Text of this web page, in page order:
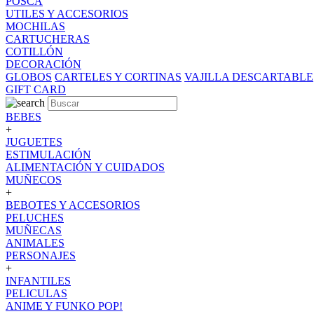
UTILES Y ACCESORIOS
MOCHILAS
CARTUCHERAS
COTILLÓN
DECORACIÓN
GLOBOS CARTELES Y CORTINAS VAJILLA DESCARTABLE
GIFT CARD
BEBES
+
JUGUETES
ESTIMULACIÓN
ALIMENTACIÓN Y CUIDADOS
MUÑECOS
+
BEBOTES Y ACCESORIOS
PELUCHES
MUÑECAS
ANIMALES
PERSONAJES
+
INFANTILES
PELICULAS
ANIME Y FUNKO POP!